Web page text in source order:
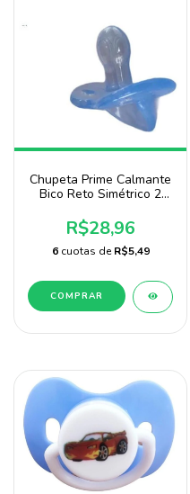
Chupeta Prime Calmante
Bico Reto Simétrico 2
Marca Baby Nany
R$28,96
6 cuotas deR$5,49
COMPRAR